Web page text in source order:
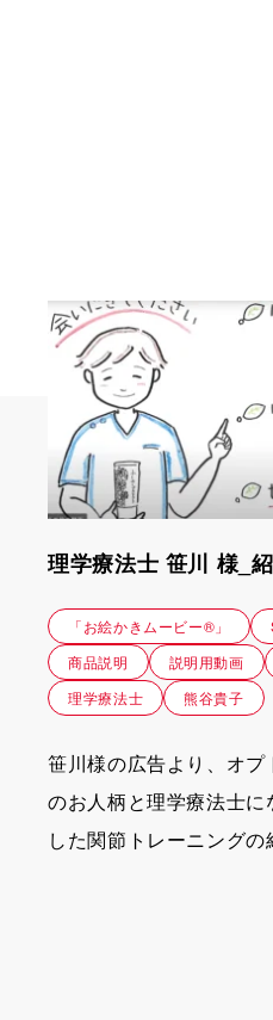
理学療法士 笹川 様_
「お絵かきムービー®」
商品説明
説明用動画
理学療法士
熊谷貴子
笹川様の広告より、オ
のお人柄と理学療法士
した関節トレーニングの